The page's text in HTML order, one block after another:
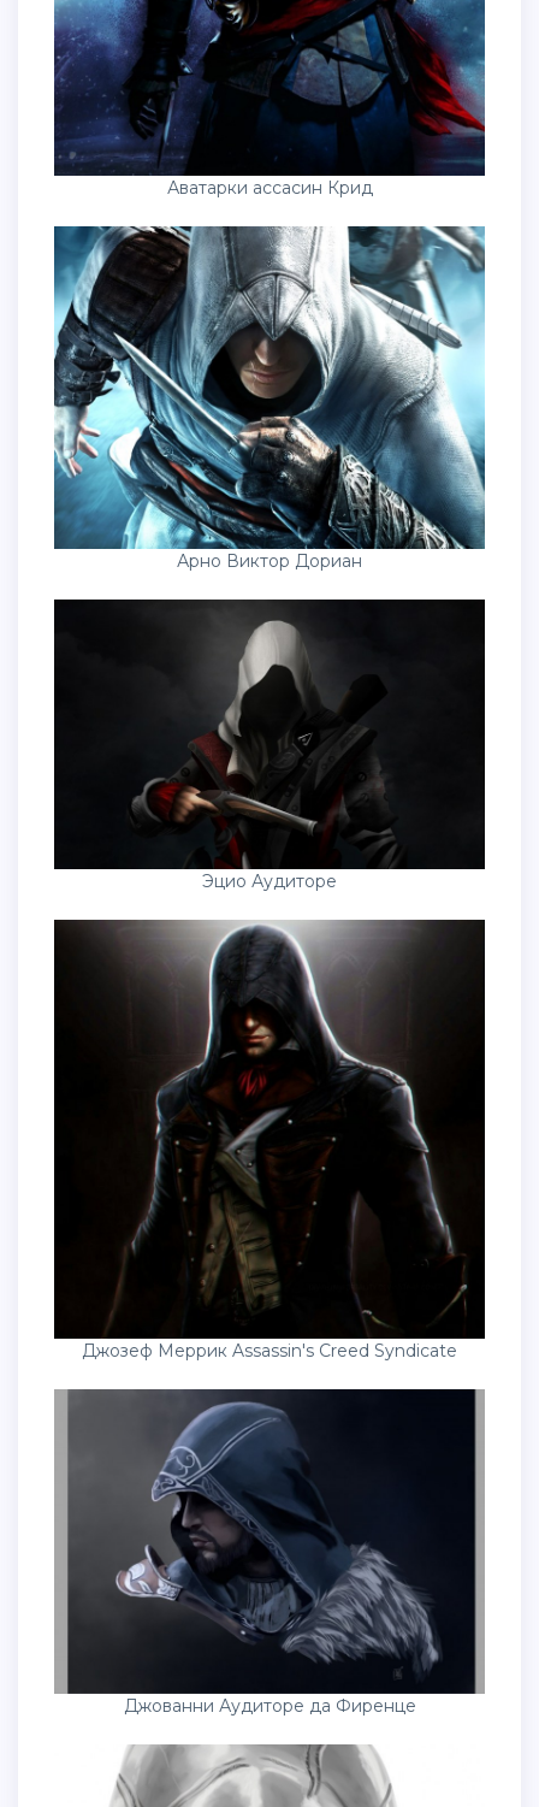
Аватарки ассасин Крид
Арно Виктор Дориан
Эцио Аудиторе
Джозеф Меррик Assassin's Creed Syndicate
Джованни Аудиторе да Фиренце